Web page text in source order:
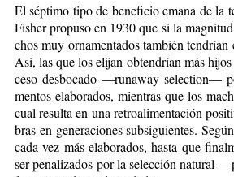
El sép­ti­mo ti­po de be­ne­fi­cio ema­na de la
Fis­her pro­pu­so en 1930 que si la
chos muy or­na­men­ta­dos tam­bién ten­drían
Así, las que los eli­jan ob­ten­drían más
ce­so des­bo­ca­do —ru­na­way se­lec­tion—
men­tos ela­bo­ra­dos, mien­tras que los
cual re­sul­ta en una re­tro­ali­men­ta­ción
bras en ge­ne­ra­cio­nes sub­si­guien­tes.
ca­da vez más ela­bo­ra­dos, has­ta que
ser pe­na­li­za­dos por la se­lec­ción na­tu­ral